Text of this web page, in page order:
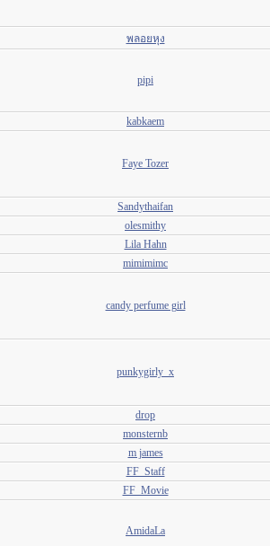
พลอยหุง
pipi
kabkaem
Faye Tozer
Sandythaifan
olesmithy
Lila Hahn
mimimimc
candy perfume girl
punkygirly_x
drop
monsternb
m james
FF_Staff
FF_Movie
AmidaLa